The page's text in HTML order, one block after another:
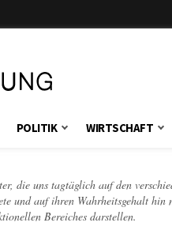
POLITIK WIRTSCHAFT
die uns tagtäglich auf den
und auf ihren Wahrheitsgehalt
Bereiches darstellen.